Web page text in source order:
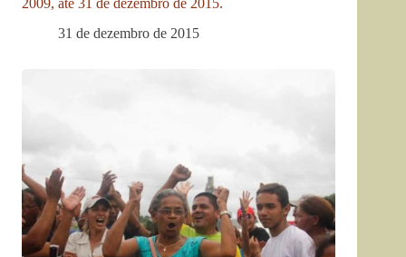
2009, até 31 de dezembro de 2015.
31 de dezembro de 2015